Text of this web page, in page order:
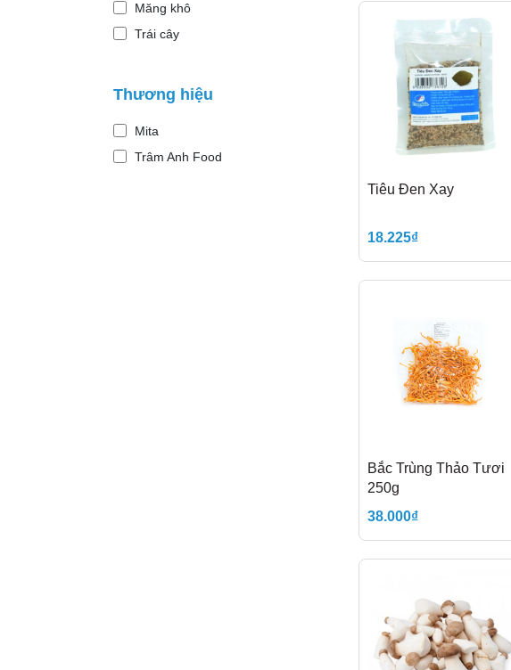
Măng khô
Trái cây
Nấm khô
Bánh
Đồ hộp chay
Thương hiệu
Mita
Trâm Anh Food
Tiêu Đen Xay
18.225₫
Bắc Trùng Thảo Tươi
250g
38.000₫